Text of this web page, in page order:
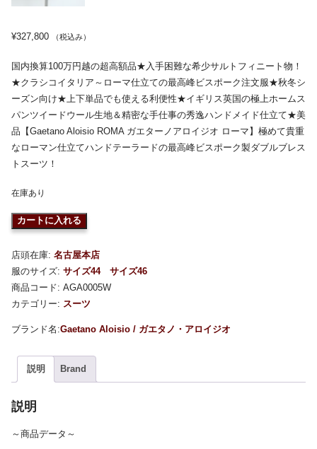
¥327,800 （税込み）
国内換算100万円越の超高額品★入手困難な希少サルトフィニート物！
★クラシコイタリア～ローマ仕立ての最高峰ビスポーク注文服★秋冬シ
ーズン向け★上下単品でも使える利便性★イギリス英国の極上ホームス
パンツイードウール生地＆精密な手仕事の秀逸ハンドメイド仕立て★美
品【Gaetano Aloisio ROMA ガエターノアロイジオ ローマ】極めて貴重
なローマン仕立てハンドテーラードの最高峰ビスポーク製ダブルブレス
トスーツ！
在庫あり
カートに入れる
店頭在庫: 名古屋本店
服のサイズ: サイズ44
サイズ46
商品コード: AGA0005W
カテゴリー: スーツ
Gaetano Aloisio / ガエタノ・アロイジオ
説明 Brand
説明
～商品データ～